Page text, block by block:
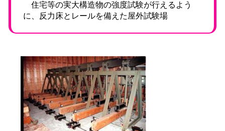
住宅等の実大構造物の強度試験が行えるよう
に、反力床とレールを備えた屋外試験場